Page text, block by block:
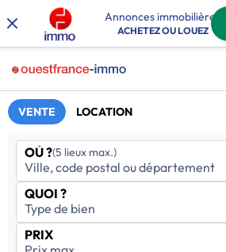
Annonces immobilières
ACHETEZ OU LOUEZ
VENTE LOCATION
OÙ ?(5 lieux max.)
QUOI ?
PRIX